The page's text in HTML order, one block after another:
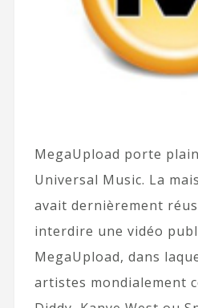
MegaUpload porte
Universal Music. La
avait dernièrement
interdire une vidéo
MegaUpload, dans
artistes mondialement